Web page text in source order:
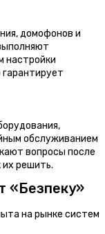
домофонов и
настройки
обслуживанием
вопросы после
решить.
«Безпеку»
на рынке систем